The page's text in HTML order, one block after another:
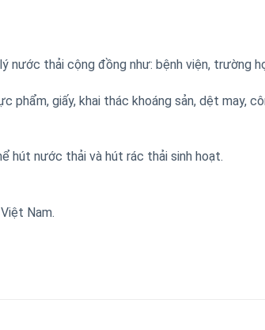
nước thải cộng đồng như: bệnh viện, trường
phẩm, giấy, khai thác khoáng sản, dệt may,
có thể hút nước thải và hút rác thải
Nam.